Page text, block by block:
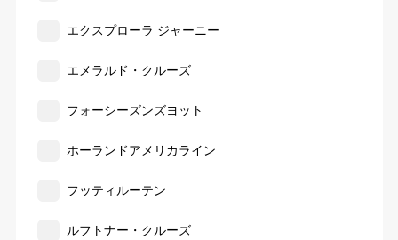
エクスプローラ ジャーニー
エメラルド・クルーズ
フォーシーズンズヨット
ホーランドアメリカライン
フッティルーテン
ルフトナー・クルーズ